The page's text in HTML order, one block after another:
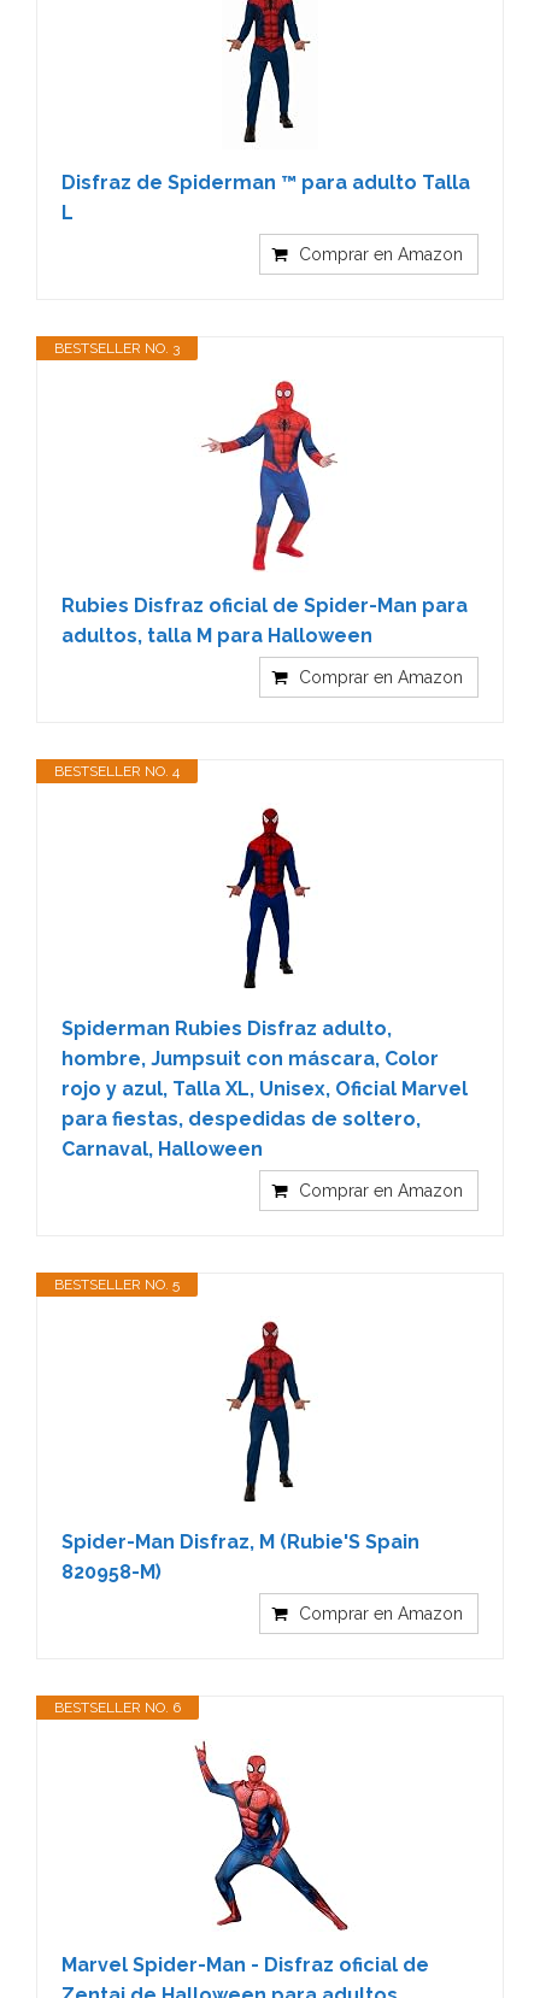
Disfraz de Spiderman ™ para adulto Talla
L
Comprar en Amazon
BESTSELLER NO. 3
Rubies Disfraz oficial de Spider-Man para
adultos, talla M para Halloween
Comprar en Amazon
BESTSELLER NO. 4
Spiderman Rubies Disfraz adulto,
hombre, Jumpsuit con máscara, Color
rojo y azul, Talla XL, Unisex, Oficial Marvel
para fiestas, despedidas de soltero,
Carnaval, Halloween
Comprar en Amazon
BESTSELLER NO. 5
Spider-Man Disfraz, M (Rubie'S Spain
820958-M)
Comprar en Amazon
BESTSELLER NO. 6
Marvel Spider-Man - Disfraz oficial de